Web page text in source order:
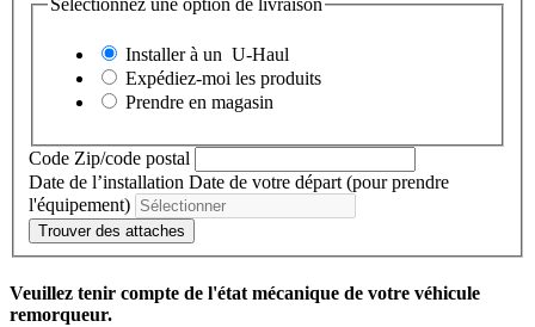
Sélectionnez une option de livraison
Installer à un U-Haul
Expédiez-moi les produits
Prendre en magasin
Code Zip/code postal
Date de l’installation Date de votre départ (pour prendre
l'équipement)
Trouver des attaches
Veuillez tenir compte de l'état mécanique de votre véhicule
remorqueur.